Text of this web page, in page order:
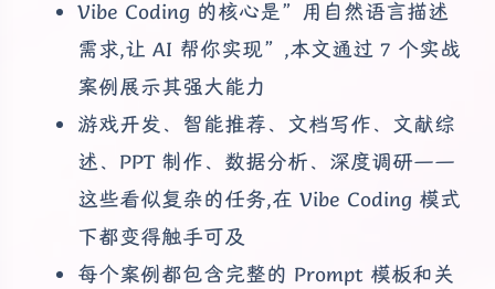
Vibe Coding 的核心是”用自然语言描述
需求,让 AI 帮你实现”,本文通过 7 个实战
案例展示其强大能力
游戏开发、智能推荐、文档写作、文献综
述、PPT 制作、数据分析、深度调研——
这些看似复杂的任务,在 Vibe Coding 模式
下都变得触手可及
每个案例都包含完整的 Prompt 模板和关